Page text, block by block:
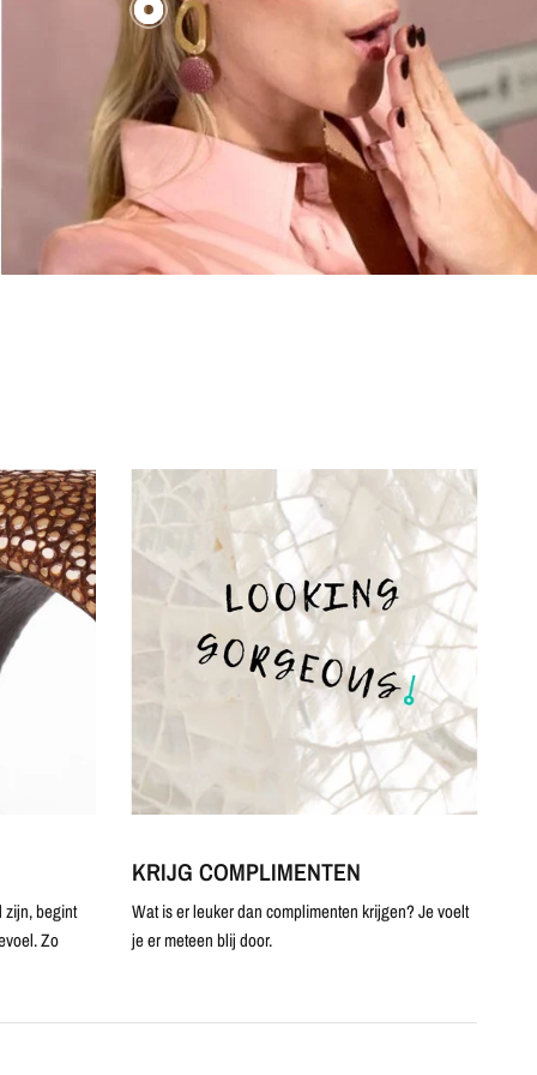
€130,00
zijn, begint
Zo
KRIJG COMPLIMENTEN
Wat is er leuker dan complimenten krijgen? Je voelt
je er meteen blij door.